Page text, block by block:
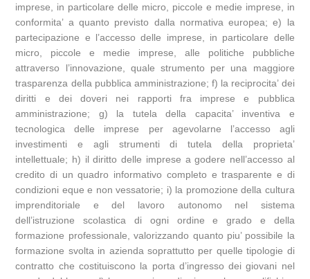
imprese, in particolare delle micro, piccole e medie imprese, in
conformita’ a quanto previsto dalla normativa europea; e) la
partecipazione e l’accesso delle imprese, in particolare delle
micro, piccole e medie imprese, alle politiche pubbliche
attraverso l’innovazione, quale strumento per una maggiore
trasparenza della pubblica amministrazione; f) la reciprocita’ dei
diritti e dei doveri nei rapporti fra imprese e pubblica
amministrazione; g) la tutela della capacita’ inventiva e
tecnologica delle imprese per agevolarne l’accesso agli
investimenti e agli strumenti di tutela della proprieta’
intellettuale; h) il diritto delle imprese a godere nell’accesso al
credito di un quadro informativo completo e trasparente e di
condizioni eque e non vessatorie; i) la promozione della cultura
imprenditoriale e del lavoro autonomo nel sistema
dell’istruzione scolastica di ogni ordine e grado e della
formazione professionale, valorizzando quanto piu’ possibile la
formazione svolta in azienda soprattutto per quelle tipologie di
contratto che costituiscono la porta d’ingresso dei giovani nel